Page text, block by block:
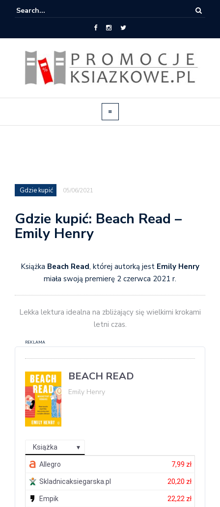
Gdzie kupić 05/06/2021
Gdzie kupić: Beach Read –
Emily Henry
Książka Beach Read, której autorką jest Emily Henry
miała swoją premierę 2 czerwca 2021 r.
Lekka lektura idealna na zbliżający się wielkimi krokami
letni czas.
REKLAMA
BEACH READ
Emily Henry
Książka
Allegro 7,99 zł
Skladnicaksiegarska.pl 20,20 zł
Empik 22,22 zł